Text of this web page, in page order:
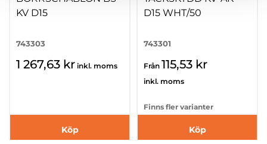
KV D15
743303
1 267,63 kr inkl. moms
Köp
D15 WHT/50
743301
Från 115,53 kr
inkl. moms
Finns fler varianter
Köp